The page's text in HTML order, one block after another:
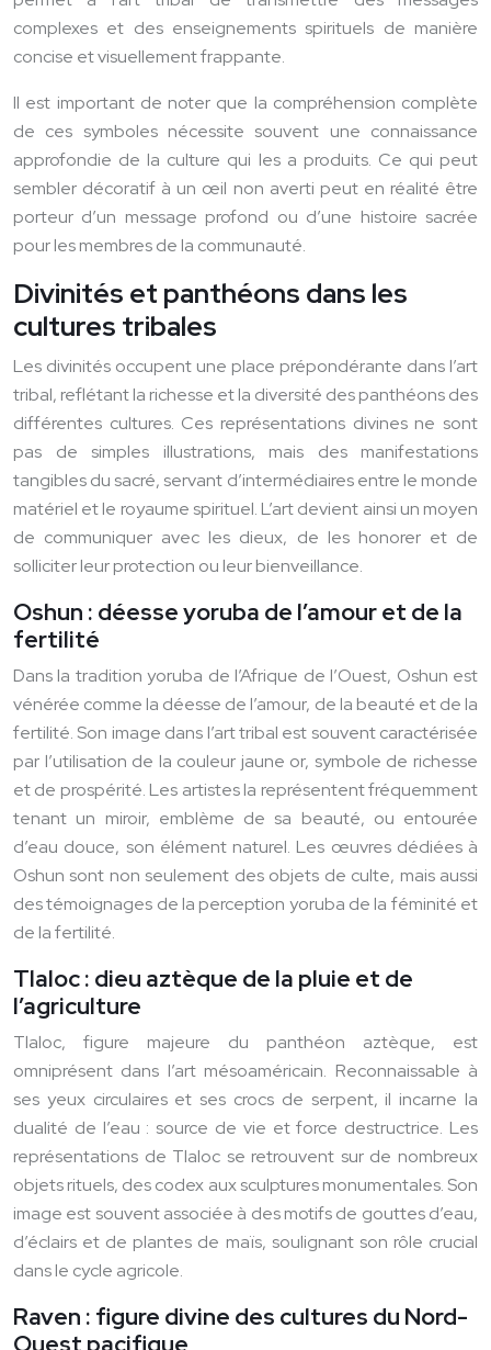
complexes et des enseignements spirituels de manière
concise et visuellement frappante.
Il est important de noter que la compréhension complète
de ces symboles nécessite souvent une connaissance
approfondie de la culture qui les a produits. Ce qui peut
sembler décoratif à un œil non averti peut en réalité être
porteur d’un message profond ou d’une histoire sacrée
pour les membres de la communauté.
Divinités et panthéons dans les
cultures tribales
Les divinités occupent une place prépondérante dans l’art
tribal, reflétant la richesse et la diversité des panthéons des
différentes cultures. Ces représentations divines ne sont
pas de simples illustrations, mais des manifestations
tangibles du sacré, servant d’intermédiaires entre le monde
matériel et le royaume spirituel. L’art devient ainsi un moyen
de communiquer avec les dieux, de les honorer et de
solliciter leur protection ou leur bienveillance.
Oshun : déesse yoruba de l’amour et de la
fertilité
Dans la tradition yoruba de l’Afrique de l’Ouest, Oshun est
vénérée comme la déesse de l’amour, de la beauté et de la
fertilité. Son image dans l’art tribal est souvent caractérisée
par l’utilisation de la couleur jaune or, symbole de richesse
et de prospérité. Les artistes la représentent fréquemment
tenant un miroir, emblème de sa beauté, ou entourée
d’eau douce, son élément naturel. Les œuvres dédiées à
Oshun sont non seulement des objets de culte, mais aussi
des témoignages de la perception yoruba de la féminité et
de la fertilité.
Tlaloc : dieu aztèque de la pluie et de
l’agriculture
Tlaloc, figure majeure du panthéon aztèque, est
omniprésent dans l’art mésoaméricain. Reconnaissable à
ses yeux circulaires et ses crocs de serpent, il incarne la
dualité de l’eau : source de vie et force destructrice. Les
représentations de Tlaloc se retrouvent sur de nombreux
objets rituels, des codex aux sculptures monumentales. Son
image est souvent associée à des motifs de gouttes d’eau,
d’éclairs et de plantes de maïs, soulignant son rôle crucial
dans le cycle agricole.
Raven : figure divine des cultures du Nord-
Ouest pacifique